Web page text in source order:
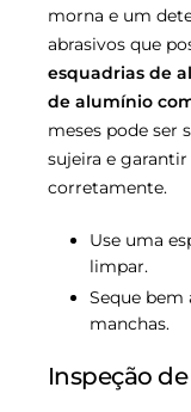
morna e um
abrasivos que
esquadrias de
de alumínio
meses pode ser
sujeira e
corretamente.
Use uma
limpar.
Seque bem
manchas.
Inspeção